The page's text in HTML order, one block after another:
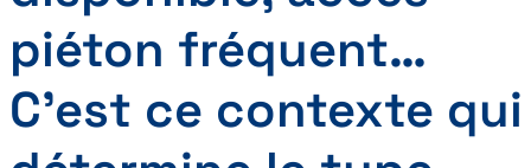
piéton fréquent…
C’est ce contexte qui